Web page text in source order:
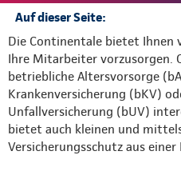
Auf dieser Seite:
bAV
bKV
bUV
Die Continentale bietet
Ihre Mitarbeiter vorzusorgen.
betriebliche Altersvorsorge
Krankenversicherung (bKV)
Unfallversicherung (bUV)
bietet auch kleinen und
Versicherungsschutz aus einer